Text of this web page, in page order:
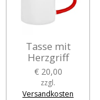
Tasse mit
Herzgriff
€ 20,00
zzgl.
Versandkosten